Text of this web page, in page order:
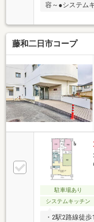
容～●システム
貼替・フローリ
藤和二日市コープ
駐車場あり
システムキッチン
・2駅2路線徒